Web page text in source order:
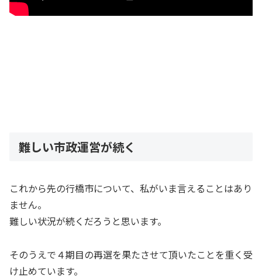
難しい市政運営が続く
これから先の行橋市について、私がいま言えることはあり
ません。
難しい状況が続くだろうと思います。
そのうえで４期目の再選を果たさせて頂いたことを重く受
け止めています。